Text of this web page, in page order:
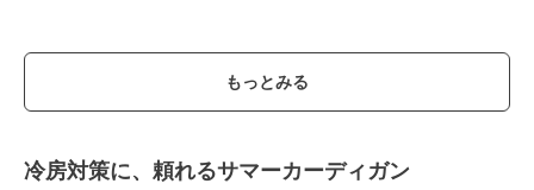
もっとみる
冷房対策に、頼れるサマーカーディガン